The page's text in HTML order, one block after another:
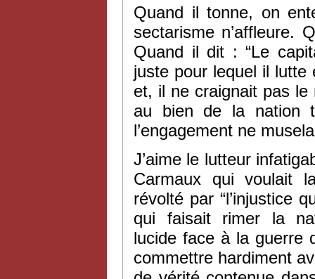
Quand il tonne, on
sectarisme n’affleure.
Quand il dit : “Le
juste pour lequel il
et, il ne craignait pas le
au bien de la nation
l’engagement ne
J’aime le lutteur
Carmaux qui voulait
révolté par “l’injustice
qui faisait rimer la
lucide face à la guerre
commettre hardiment